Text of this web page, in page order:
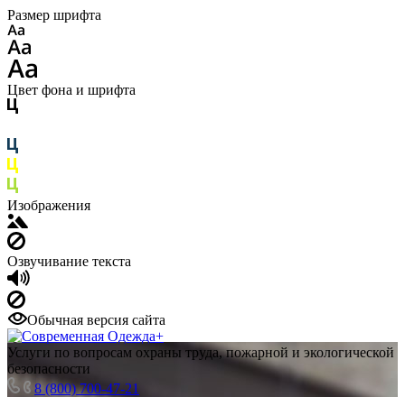
Размер шрифта
Цвет фона и шрифта
Изображения
Озвучивание текста
Обычная версия сайта
Услуги по вопросам охраны труда, пожарной и экологической
безопасности
8 (800) 700-47-21